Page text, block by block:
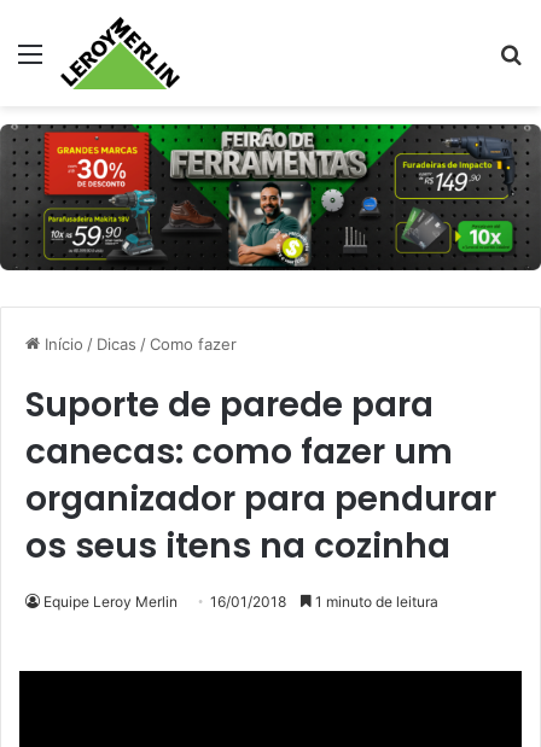
Menu
Início / Dicas /Como fazer
Suporte de parede para
canecas: como fazer um
organizador para pendurar
os seus itens na cozinha
Equipe Leroy Merlin 16/01/2018 1 minuto de leitura